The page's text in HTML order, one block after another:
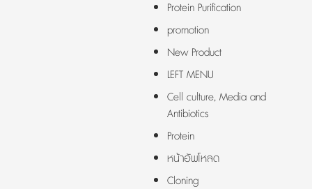
Protein Purification
promotion
New Product
LEFT MENU
Cell culture, Media and
Antibiotics
Protein
หน้าอัพโหลด
Cloning